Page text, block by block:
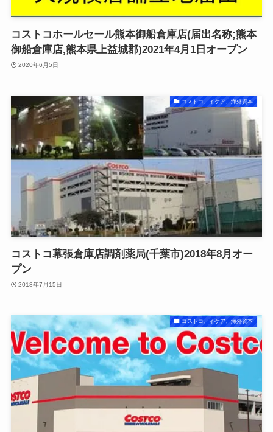
コストコホールセール熊本御船倉庫店(届出名称;熊本
御船倉庫店,熊本県上益城郡)2021年4月1日オープン
2020年6月5日
コストコ、イケア、海外資本
コストコ幕張倉庫店調剤薬局(千葉市)2018年8月オー
プン
2018年7月15日
コストコ、イケア、海外資本